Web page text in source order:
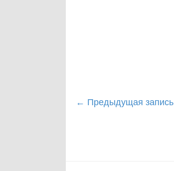
Post
← Предыдущая запись